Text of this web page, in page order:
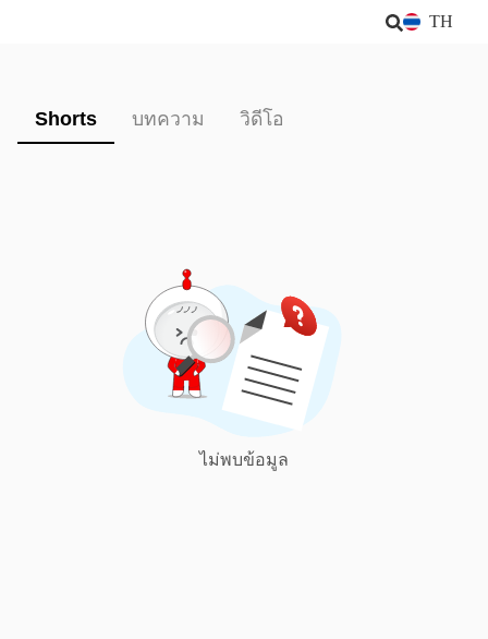
TH
Shorts บทความ วิดีโอ
ไม่พบข้อมูล